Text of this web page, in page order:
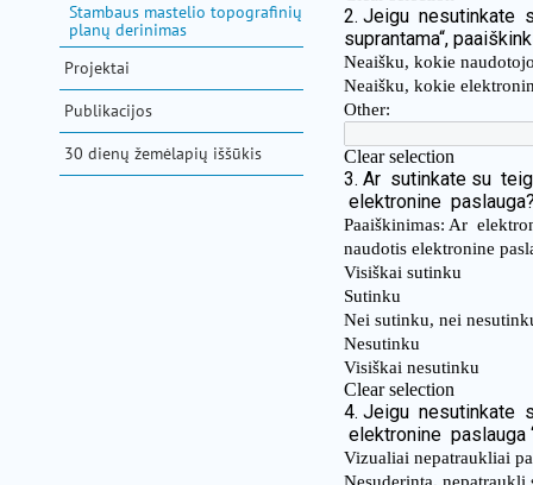
Stambaus mastelio topografinių
planų derinimas
Projektai
Publikacijos
30 dienų žemėlapių iššūkis